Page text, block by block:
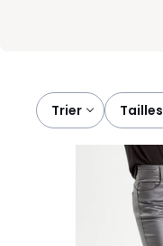
Trier
tailles